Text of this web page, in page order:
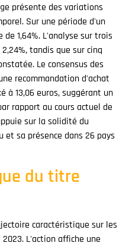
présente des variations
Sur une période d'un
1,64%. L'analyse sur trois
tandis que sur cinq
Le consensus des
recommandation d'achat
à 13,06 euros, suggérant un
rapport au cours actuel de
sur la solidité du
et sa présence dans 26 pays
du titre
caractéristique sur les
L'action affiche une